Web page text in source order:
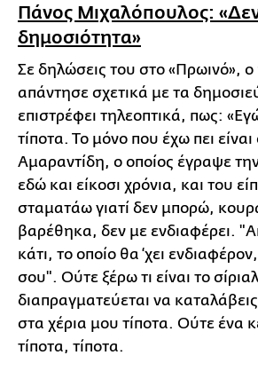
Πάνος Μιχαλόπουλος:
δημοσιότητα»
Σε δηλώσεις του στο «Πρωινό», ο
απάντησε σχετικά με τα
επιστρέφει τηλεοπτικά, πως:
τίποτα. Το μόνο που έχω πει
Αμαραντίδη, ο οποίος έγραψε
εδώ και είκοσι χρόνια, και του
σταματάω γιατί δεν μπορώ,
βαρέθηκα, δεν με ενδιαφέρει.
κάτι, το οποίο θα ‘χει
σου". Ούτε ξέρω τι είναι το
διαπραγματεύεται να
στα χέρια μου τίποτα. Ούτε ένα
τίποτα, τίποτα.